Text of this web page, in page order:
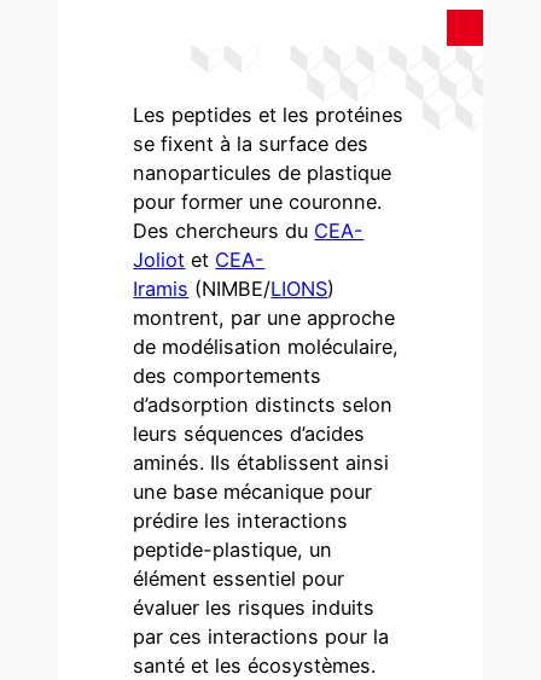
Les peptides et les protéines
se fixent à la surface des
nanoparticules de plastique
pour former une couronne.
Des chercheurs du CEA-
Joliot et CEA-
Iramis (NIMBE/LIONS)
montrent, par une approche
de modélisation moléculaire,
des comportements
d’adsorption distincts selon
leurs séquences d’acides
aminés. Ils établissent ainsi
une base mécanique pour
prédire les interactions
peptide-plastique, un
élément essentiel pour
évaluer les risques induits
par ces interactions pour la
santé et les écosystèmes.